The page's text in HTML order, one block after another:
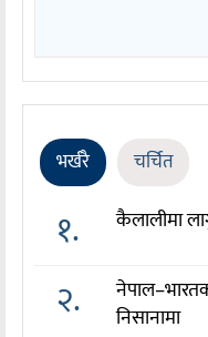
भर्खरै चर्चित
१. कैलालीमा
२.
निसानामा